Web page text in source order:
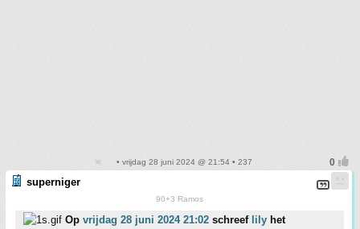
• vrijdag 28 juni 2024 @ 21:54 • 237
superniger
90+3 Ramos
Op vrijdag 28 juni 2024 21:02 schreef lily het